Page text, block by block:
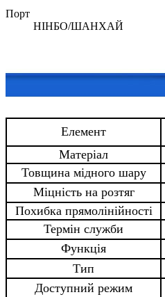
Порт
НІНБО/ШАНХАЙ
Елемент
Матеріал
Товщина мідного шару
Міцність на розтяг
Похибка прямолінійності
Термін служби
Функція
Тип
Доступний режим